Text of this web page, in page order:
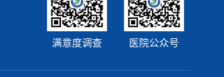
满意度调查 医院公众号